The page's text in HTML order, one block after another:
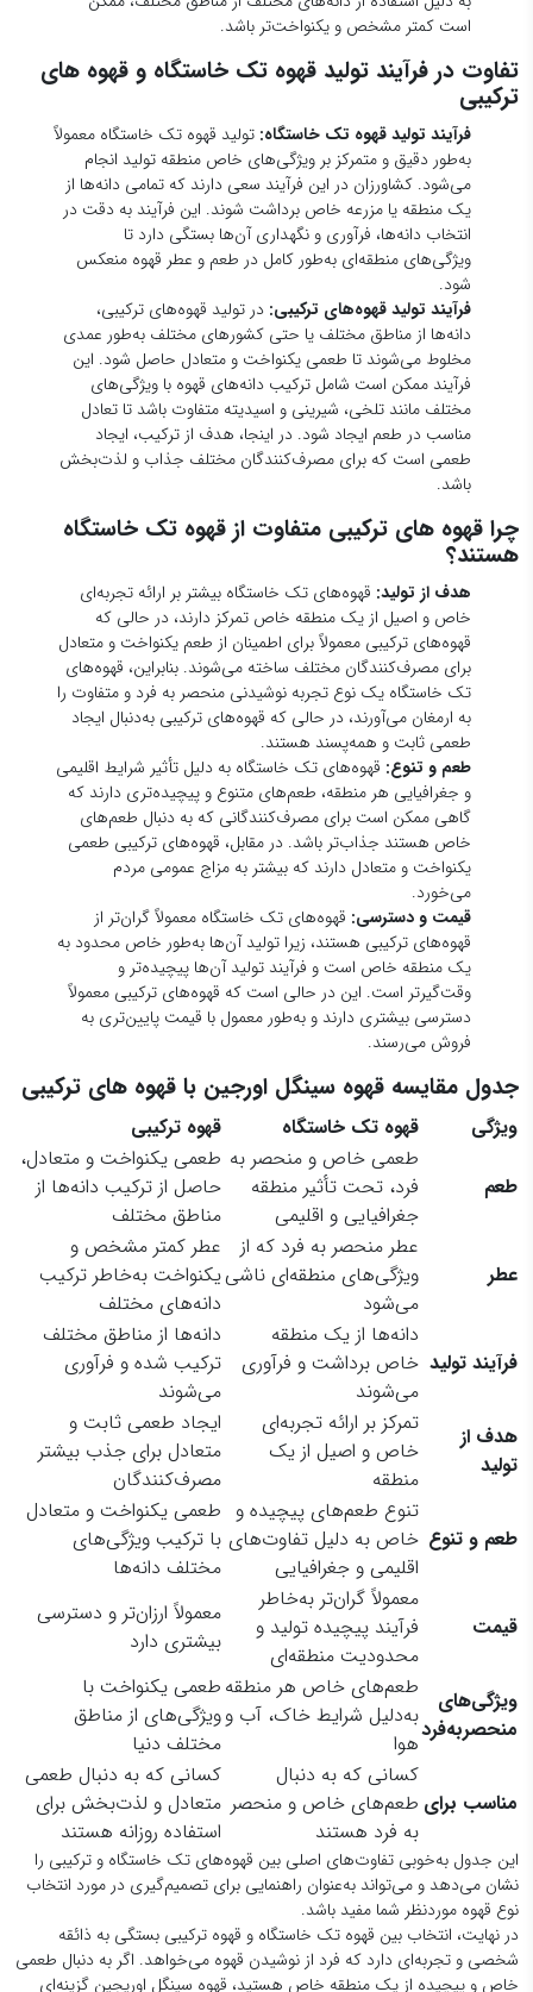
است کمتر مشخص و یکنواخت‌تر باشد.
تفاوت در فرآیند تولید قهوه تک خاستگاه و قهوه های
ترکیبی
فرآیند تولید قهوه تک خاستگاه: تولید قهوه تک خاستگاه معمولاً
به‌طور دقیق و متمرکز بر ویژگی‌های خاص منطقه تولید انجام
می‌شود. کشاورزان در این فرآیند سعی دارند که تمامی دانه‌ها از
یک منطقه یا مزرعه خاص برداشت شوند. این فرآیند به دقت در
انتخاب دانه‌ها، فرآوری و نگهداری آن‌ها بستگی دارد تا
ویژگی‌های منطقه‌ای به‌طور کامل در طعم و عطر قهوه منعکس
شود.
فرآیند تولید قهوه‌های ترکیبی: در تولید قهوه‌های ترکیبی،
دانه‌ها از مناطق مختلف یا حتی کشورهای مختلف به‌طور عمدی
مخلوط می‌شوند تا طعمی یکنواخت و متعادل حاصل شود. این
فرآیند ممکن است شامل ترکیب دانه‌های قهوه با ویژگی‌های
مختلف مانند تلخی، شیرینی و اسیدیته متفاوت باشد تا تعادل
مناسب در طعم ایجاد شود. در اینجا، هدف از ترکیب، ایجاد
طعمی است که برای مصرف‌کنندگان مختلف جذاب و لذت‌بخش
باشد.
چرا قهوه های ترکیبی متفاوت از قهوه تک خاستگاه
هستند؟
هدف از تولید: قهوه‌های تک خاستگاه بیشتر بر ارائه تجربه‌ای
خاص و اصیل از یک منطقه خاص تمرکز دارند، در حالی که
قهوه‌های ترکیبی معمولاً برای اطمینان از طعم یکنواخت و متعادل
برای مصرف‌کنندگان مختلف ساخته می‌شوند. بنابراین، قهوه‌های
تک خاستگاه یک نوع تجربه نوشیدنی منحصر به فرد و متفاوت را
به ارمغان می‌آورند، در حالی که قهوه‌های ترکیبی به‌دنبال ایجاد
طعمی ثابت و همه‌پسند هستند.
طعم و تنوع: قهوه‌های تک خاستگاه به دلیل تأثیر شرایط اقلیمی
و جغرافیایی هر منطقه، طعم‌های متنوع و پیچیده‌تری دارند که
گاهی ممکن است برای مصرف‌کنندگانی که به دنبال طعم‌های
خاص هستند جذاب‌تر باشد. در مقابل، قهوه‌های ترکیبی طعمی
یکنواخت و متعادل دارند که بیشتر به مزاج عمومی مردم
می‌خورد.
قیمت و دسترسی: قهوه‌های تک خاستگاه معمولاً گران‌تر از
قهوه‌های ترکیبی هستند، زیرا تولید آن‌ها به‌طور خاص محدود به
یک منطقه خاص است و فرآیند تولید آن‌ها پیچیده‌تر و
وقت‌گیرتر است. این در حالی است که قهوه‌های ترکیبی معمولاً
دسترسی بیشتری دارند و به‌طور معمول با قیمت پایین‌تری به
فروش می‌رسند.
جدول مقایسه قهوه سینگل اورجین با قهوه های ترکیبی
ویژگی قهوه تک خاستگاه
قهوه ترکیبی
طعم
طعمی خاص و منحصر به
فرد، تحت تأثیر منطقه
جغرافیایی و اقلیمی
طعمی یکنواخت و متعادل،
حاصل از ترکیب دانه‌ها از
مناطق مختلف
عطر
عطر منحصر به فرد که از
ویژگی‌های منطقه‌ای ناشی
می‌شود
عطر کمتر مشخص و
یکنواخت به‌خاطر ترکیب
دانه‌های مختلف
فرآیند تولید
دانه‌ها از یک منطقه
خاص برداشت و فرآوری
می‌شوند
دانه‌ها از مناطق مختلف
ترکیب شده و فرآوری
می‌شوند
هدف از
تولید
تمرکز بر ارائه تجربه‌ای
خاص و اصیل از یک
منطقه
ایجاد طعمی ثابت و
متعادل برای جذب بیشتر
مصرف‌کنندگان
طعم و تنوع
تنوع طعم‌های پیچیده و
خاص به دلیل تفاوت‌های
اقلیمی و جغرافیایی
طعمی یکنواخت و متعادل
با ترکیب ویژگی‌های
مختلف دانه‌ها
قیمت
معمولاً گران‌تر به‌خاطر
فرآیند پیچیده تولید و
محدودیت منطقه‌ای
معمولاً ارزان‌تر و دسترسی
بیشتری دارد
ویژگی‌های
منحصربه‌فرد
طعم‌های خاص هر منطقه
به‌دلیل شرایط خاک، آب و
هوا
طعمی یکنواخت با
ویژگی‌های از مناطق
مختلف دنیا
مناسب برای
کسانی که به دنبال
طعم‌های خاص و منحصر
به فرد هستند
کسانی که به دنبال طعمی
متعادل و لذت‌بخش برای
استفاده روزانه هستند
این جدول به‌خوبی تفاوت‌های اصلی بین قهوه‌های تک خاستگاه و ترکیبی را
نشان می‌دهد و می‌تواند به‌عنوان راهنمایی برای تصمیم‌گیری در مورد انتخاب
نوع قهوه موردنظر شما مفید باشد.
در نهایت، انتخاب بین قهوه تک خاستگاه و قهوه ترکیبی بستگی به ذائقه
شخصی و تجربه‌ای دارد که فرد از نوشیدن قهوه می‌خواهد. اگر به دنبال طعمی
خاص و پیچیده از یک منطقه خاص هستید، قهوه سینگل اوریجین گزینه‌ای